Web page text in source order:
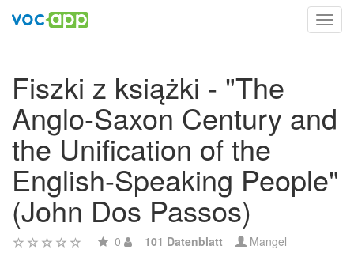
Fiszki z książki - "The
Anglo-Saxon Century and
the Unification of the
English-Speaking People"
(John Dos Passos)
0 101 Datenblatt Mangel